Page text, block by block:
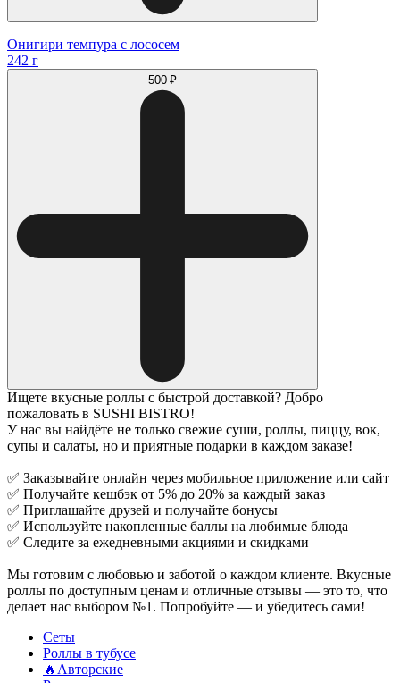
Онигири темпура с лососем
242 г
500 ₽
Ищете вкусные роллы с быстрой доставкой? Добро
пожаловать в SUSHI BISTRO!
У нас вы найдёте не только свежие суши, роллы, пиццу, вок,
супы и салаты, но и приятные подарки в каждом заказе!
✅ Заказывайте онлайн через мобильное приложение или сайт
✅ Получайте кешбэк от 5% до 20% за каждый заказ
✅ Приглашайте друзей и получайте бонусы
✅ Используйте накопленные баллы на любимые блюда
✅ Следите за ежедневными акциями и скидками
Мы готовим с любовью и заботой о каждом клиенте. Вкусные
роллы по доступным ценам и отличные отзывы — это то, что
делает нас выбором №1. Попробуйте — и убедитесь сами!
Сеты
Роллы в тубусе
🔥Авторские